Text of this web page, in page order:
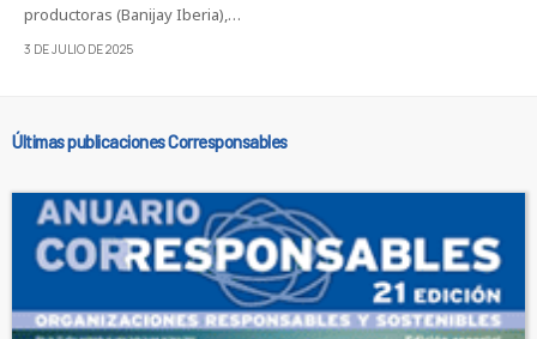
productoras (Banijay Iberia),…
3 DE JULIO DE 2025
Últimas publicaciones Corresponsables